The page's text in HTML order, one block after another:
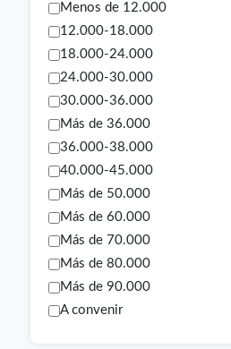
Menos de 12.000
12.000-18.000
18.000-24.000
24.000-30.000
30.000-36.000
Más de 36.000
36.000-38.000
40.000-45.000
Más de 50.000
Más de 60.000
Más de 70.000
Más de 80.000
Más de 90.000
A convenir